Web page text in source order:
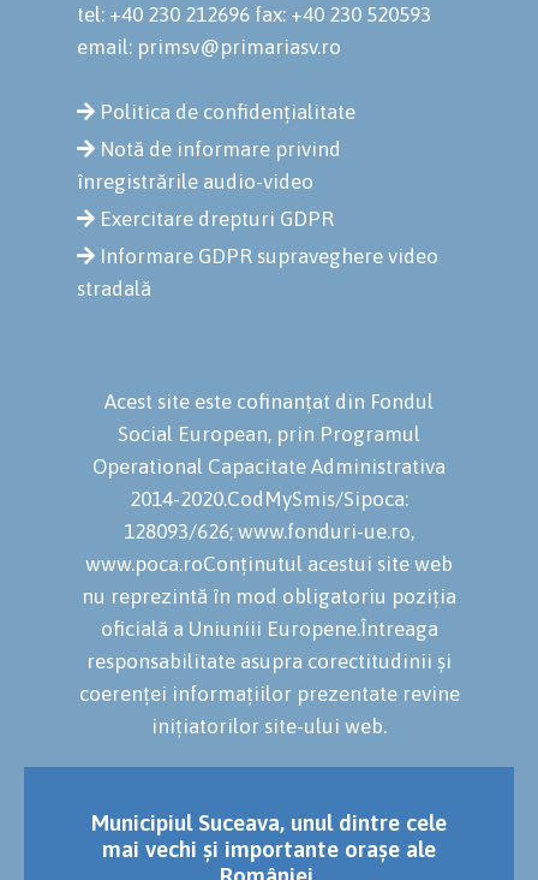
tel: +40 230 212696 fax: +40 230 520593
email: primsv@primariasv.ro
Politica de confidențialitate
Notă de informare privind
înregistrările audio-video
Exercitare drepturi GDPR
Informare GDPR supraveghere video
stradală
Acest site este cofinanțat din Fondul
Social European, prin Programul
Operational Capacitate Administrativa
2014-2020.CodMySmis/Sipoca:
128093/626; www.fonduri-ue.ro,
www.poca.roConținutul acestui site web
nu reprezintă în mod obligatoriu poziția
oficială a Uniuniii Europene.Întreaga
responsabilitate asupra corectitudinii și
coerenței informațiilor prezentate revine
inițiatorilor site-ului web.
Municipiul Suceava, unul dintre cele
mai vechi și importante orașe ale
României.